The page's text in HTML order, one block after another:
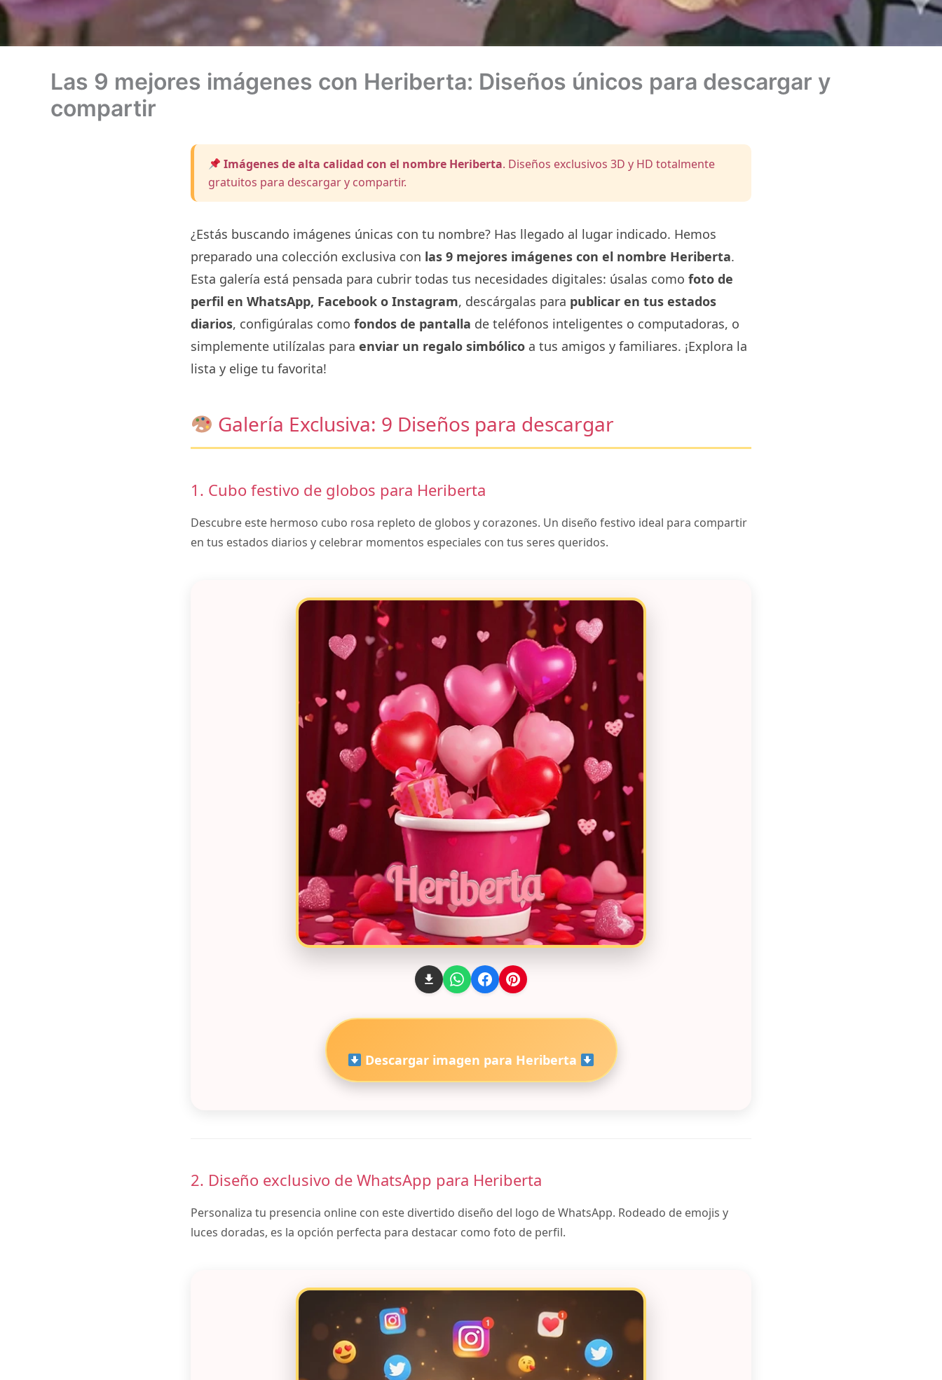
Las 9 mejores imágenes con Heriberta: Diseños únicos para descargar y
compartir
Imágenes de alta calidad con el nombre Heriberta. Diseños exclusivos 3D y HD totalmente
gratuitos para descargar y compartir.
¿Estás buscando imágenes únicas con tu nombre? Has llegado al lugar indicado. Hemos
preparado una colección exclusiva con las 9 mejores imágenes con el nombre Heriberta.
Esta galería está pensada para cubrir todas tus necesidades digitales: úsalas como foto de
perfil en WhatsApp, Facebook o Instagram, descárgalas para publicar en tus estados
diarios, configúralas como fondos de pantalla de teléfonos inteligentes o computadoras, o
simplemente utilízalas para enviar un regalo simbólico a tus amigos y familiares. ¡Explora la
lista y elige tu favorita!
Galería Exclusiva: 9 Diseños para descargar
1. Cubo festivo de globos para Heriberta
Descubre este hermoso cubo rosa repleto de globos y corazones. Un diseño festivo ideal para compartir
en tus estados diarios y celebrar momentos especiales con tus seres queridos.
Descargar imagen para Heriberta
2. Diseño exclusivo de WhatsApp para Heriberta
Personaliza tu presencia online con este divertido diseño del logo de WhatsApp. Rodeado de emojis y
luces doradas, es la opción perfecta para destacar como foto de perfil.